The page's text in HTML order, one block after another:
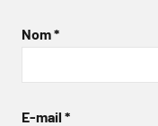
Nom*
E-mail *